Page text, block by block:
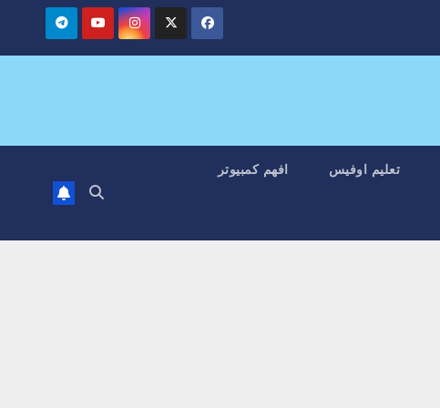
تعليم اوفيس افهم كمبيوتر